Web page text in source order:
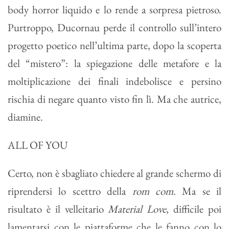
body horror liquido e lo rende a sorpresa pietroso.
Purtroppo, Ducornau perde il controllo sull’intero
progetto poetico nell’ultima parte, dopo la scoperta
del “mistero”: la spiegazione delle metafore e la
moltiplicazione dei finali indebolisce e persino
rischia di negare quanto visto fin lì. Ma che autrice,
diamine.
ALL OF YOU
Certo, non è sbagliato chiedere al grande schermo di
riprendersi lo scettro della rom com.Ma se il
risultato è il velleitarioMaterial Love, difficile poi